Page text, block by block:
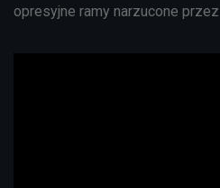
opresyjne ramy narzucone